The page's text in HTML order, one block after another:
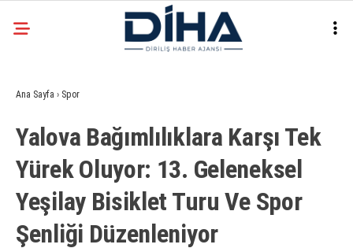
Instagram
20.7°
ANKARA
EKONOMI
SIYASET
DÜNYA
SPOR
Ana Sayfa › Spor
Yalova Bağımlılıklara Karşı Tek
Yürek Oluyor: 13. Geleneksel
Yeşilay Bisiklet Turu Ve Spor
Şenliği Düzenleniyor